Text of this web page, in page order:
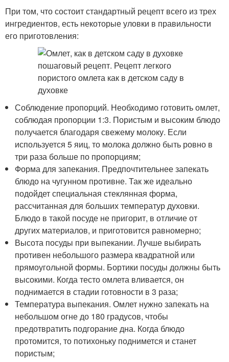
При том, что состоит стандартный рецепт всего из трех
ингредиентов, есть некоторые уловки в правильности
его приготовления:
Соблюдение пропорций. Необходимо готовить омлет,
соблюдая пропорции 1:3. Пористым и высоким блюдо
получается благодаря свежему молоку. Если
используется 5 яиц, то молока должно быть ровно в
три раза больше по пропорциям;
Форма для запекания. Предпочтительнее запекать
блюдо на чугунном противне. Так же идеально
подойдет специальная стеклянная форма,
рассчитанная для больших температур духовки.
Блюдо в такой посуде не пригорит, в отличие от
других материалов, и приготовится равномерно;
Высота посуды при выпекании. Лучше выбирать
противен небольшого размера квадратной или
прямоугольной формы. Бортики посуды должны быть
высокими. Когда тесто омлета вливается, он
поднимается в стадии готовности в 3 раза;
Температура выпекания. Омлет нужно запекать на
небольшом огне до 180 градусов, чтобы
предотвратить подгорание дна. Когда блюдо
протомится, то потихоньку поднимется и станет
пористым;